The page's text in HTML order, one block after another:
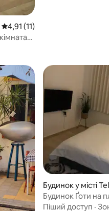
Середня оцінка: 4,91 з 5,
4,91 (11)
Будинок у місті
Будинок Ґоти на
Піший доступ ·